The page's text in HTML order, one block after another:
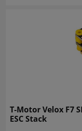
T-Motor Velox F7
ESC Stack